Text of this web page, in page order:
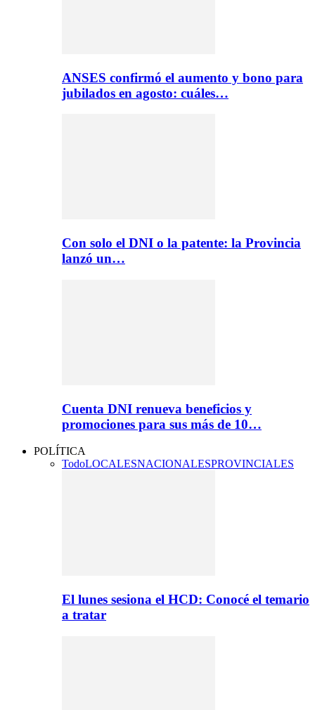
ANSES confirmó el aumento y bono para
jubilados en agosto: cuáles…
Con solo el DNI o la patente: la Provincia
lanzó un…
Cuenta DNI renueva beneficios y
promociones para sus más de 10…
POLÍTICA
TodoLOCALESNACIONALESPROVINCIALES
El lunes sesiona el HCD: Conocé el temario
a tratar